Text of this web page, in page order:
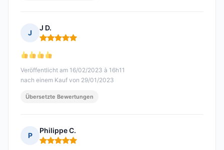
J
J D.
Hinweis: 5 von 5
Veröffentlicht am 16/02/2023 à 16h11
nach einem Kauf von 29/01/2023
Übersetzte Bewertungen
P
Philippe C.
Hinweis: 5 von 5